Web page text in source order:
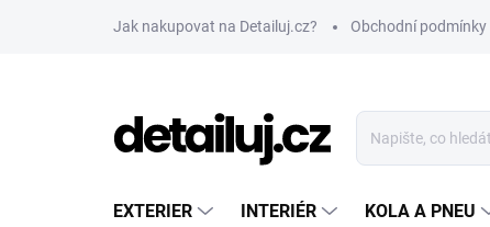
Jak nakupovat na Detailuj.cz? Obchodní podmínky
EXTERIER INTERIÉR KOLA A PNEU